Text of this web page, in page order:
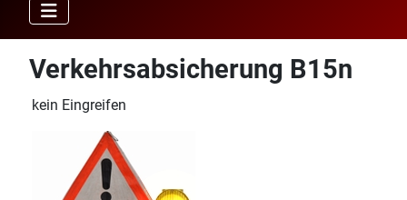
Verkehrsabsicherung B15n
kein Eingreifen